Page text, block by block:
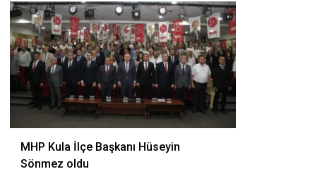
MHP Kula İlçe Başkanı Hüseyin
Sönmez oldu